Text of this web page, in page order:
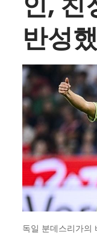
반성
독일 분데스리가의